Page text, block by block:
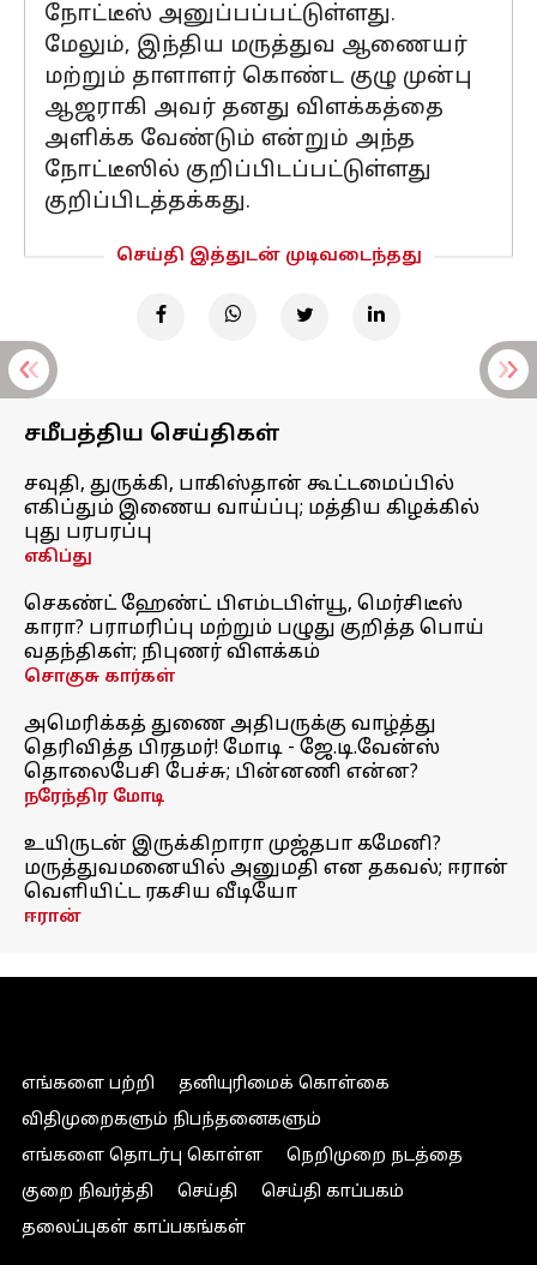
நோட்டீஸ் அனுப்பப்பட்டுள்ளது.
மேலும், இந்திய மருத்துவ ஆணையர்
மற்றும் தாளாளர் கொண்ட குழு முன்பு
ஆஜராகி அவர் தனது விளக்கத்தை
அளிக்க வேண்டும் என்றும் அந்த
நோட்டீஸில் குறிப்பிடப்பட்டுள்ளது
குறிப்பிடத்தக்கது.
செய்தி இத்துடன் முடிவடைந்தது
சமீபத்திய செய்திகள்
சவுதி, துருக்கி, பாகிஸ்தான் கூட்டமைப்பில்
எகிப்தும் இணைய வாய்ப்பு; மத்திய கிழக்கில்
புது பரபரப்பு
எகிப்து
செகண்ட் ஹேண்ட் பிஎம்டபிள்யூ, மெர்சிடீஸ்
காரா? பராமரிப்பு மற்றும் பழுது குறித்த பொய்
வதந்திகள்; நிபுணர் விளக்கம்
சொகுசு கார்கள்
அமெரிக்கத் துணை அதிபருக்கு வாழ்த்து
தெரிவித்த பிரதமர்! மோடி - ஜே.டி.வேன்ஸ்
தொலைபேசி பேச்சு; பின்னணி என்ன?
நரேந்திர மோடி
உயிருடன் இருக்கிறாரா முஜ்தபா கமேனி?
மருத்துவமனையில் அனுமதி என தகவல்; ஈரான்
வெளியிட்ட ரகசிய வீடியோ
ஈரான்
எங்களை பற்றி
தனியுரிமைக் கொள்கை
விதிமுறைகளும் நிபந்தனைகளும்
எங்களை தொடர்பு கொள்ள
நெறிமுறை நடத்தை
குறை நிவர்த்தி
செய்தி
செய்தி காப்பகம்
தலைப்புகள் காப்பகங்கள்